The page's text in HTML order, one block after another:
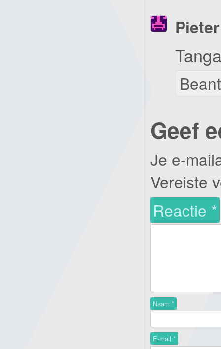
Geef
Je e-
Vereiste
Reactie *
Naam *
E-mail *